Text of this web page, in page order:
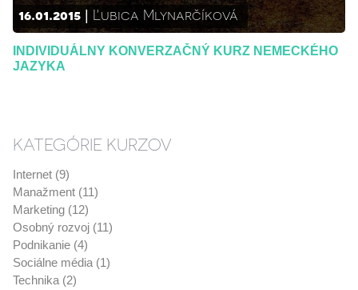
16.01.2015 Ľubica Mlynarčíková
INDIVIDUÁLNY KONVERZAČNÝ KURZ NEMECKÉHO
JAZYKA
KATEGÓRIE KURZOV
Internet (9)
Manažment (11)
Marketing (12)
Osobný rozvoj (11)
Podnikanie (4)
Sociálne média (1)
Technika (2)